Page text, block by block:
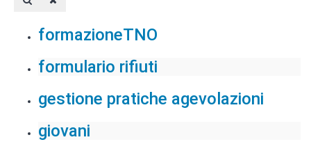
del
formazioneTNO
formulario rifiuti
gestione pratiche agevolazioni
giovani